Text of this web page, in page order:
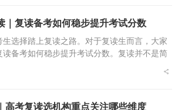
｜复读备考如何稳步提升考试分数
选择踏上复读之路。对于复读生而言，大家
备考如何稳步提升考试分数。复读并不是简
想要实现学习状态与成绩的持续向好，需要
高考复读选机构重点关注哪些维度